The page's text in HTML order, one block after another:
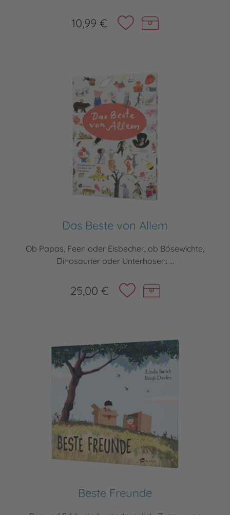
10,99 €
Das Beste von Allem
Ob Papas, Feen oder Eisbecher, ob Bösewichte,
Dinosaurier oder Unterhosen: ...
25,00 €
Beste Freunde